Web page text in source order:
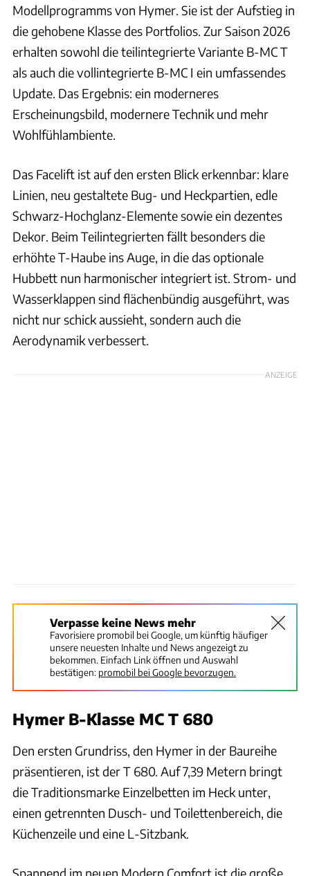
Modellprogramms von Hymer. Sie ist der Aufstieg in
die gehobene Klasse des Portfolios. Zur Saison 2026
erhalten sowohl die teilintegrierte Variante B-MC T
als auch die vollintegrierte B-MC I ein umfassendes
Update. Das Ergebnis: ein moderneres
Erscheinungsbild, modernere Technik und mehr
Wohlfühlambiente.
Das Facelift ist auf den ersten Blick erkennbar: klare
Linien, neu gestaltete Bug- und Heckpartien, edle
Schwarz-Hochglanz-Elemente sowie ein dezentes
Dekor. Beim Teilintegrierten fällt besonders die
erhöhte T-Haube ins Auge, in die das optionale
Hubbett nun harmonischer integriert ist. Strom- und
Wasserklappen sind flächenbündig ausgeführt, was
nicht nur schick aussieht, sondern auch die
Aerodynamik verbessert.
ANZEIGE
Verpasse keine News mehr
Favorisiere promobil bei Google, um künftig häufiger
unsere neuesten Inhalte und News angezeigt zu
bekommen. Einfach Link öffnen und Auswahl
bestätigen: promobil bei Google bevorzugen.
Hymer B-Klasse MC T 680
Den ersten Grundriss, den Hymer in der Baureihe
präsentieren, ist der T 680. Auf 7,39 Metern bringt
die Traditionsmarke Einzelbetten im Heck unter,
einen getrennten Dusch- und Toilettenbereich, die
Küchenzeile und eine L-Sitzbank.
Spannend im neuen Modern Comfort ist die große